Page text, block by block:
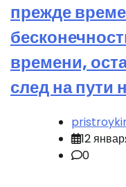
прежде
времени,
след на пути
12
0